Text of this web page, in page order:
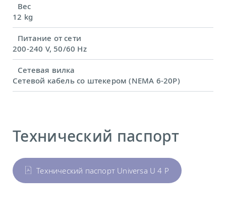
Вес
12 kg
Питание от сети
200-240 V, 50/60 Hz
Сетевая вилка
Сетевой кабель со штекером (NEMA 6-20P)
Технический паспорт
Технический паспорт Universa U 4 P